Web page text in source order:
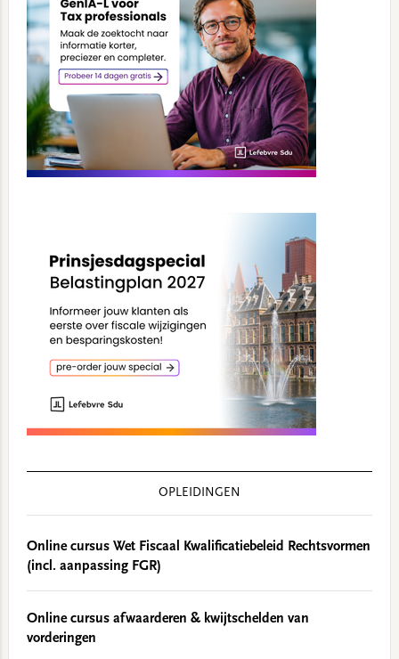
OPLEIDINGEN
Online cursus Wet Fiscaal Kwalificatiebeleid Rechtsvormen
(incl. aanpassing FGR)
Online cursus afwaarderen & kwijtschelden van
vorderingen